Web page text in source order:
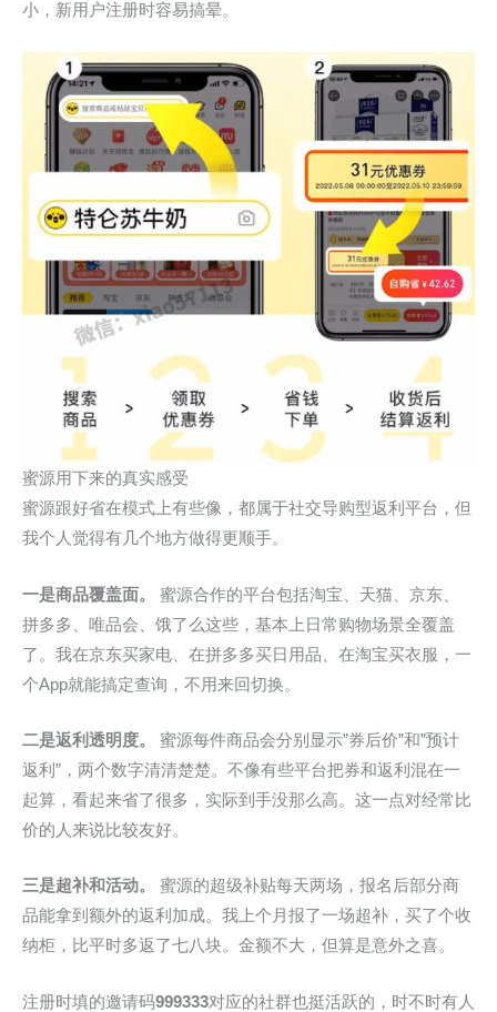
小，新用户注册时容易搞晕。
蜜源用下来的真实感受
蜜源跟好省在模式上有些像，都属于社交导购型返利平台，但
我个人觉得有几个地方做得更顺手。
一是商品覆盖面。
蜜源合作的平台包括淘宝、天猫、京东、
拼多多、唯品会、饿了么这些，基本上日常购物场景全覆盖
了。我在京东买家电、在拼多多买日用品、在淘宝买衣服，一
个App就能搞定查询，不用来回切换。
二是返利透明度。
蜜源每件商品会分别显示”券后价”和”预计
返利”，两个数字清清楚楚。不像有些平台把券和返利混在一
起算，看起来省了很多，实际到手没那么高。这一点对经常比
价的人来说比较友好。
三是超补和活动。
蜜源的超级补贴每天两场，报名后部分商
品能拿到额外的返利加成。我上个月报了一场超补，买了个收
纳柜，比平时多返了七八块。金额不大，但算是意外之喜。
注册时填的邀请码999333对应的社群也挺活跃的，时不时有人